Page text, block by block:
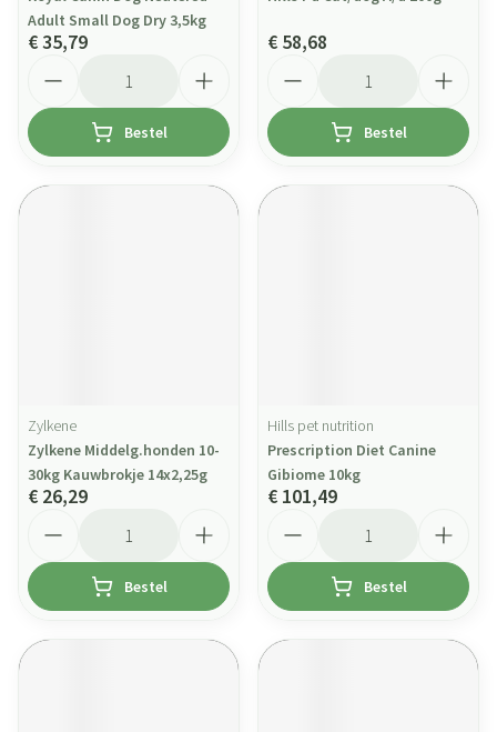
Adult Small Dog Dry 3,5kg
€ 35,79
Bestel
€ 58,68
Bestel
Zylkene
Zylkene Middelg.honden 10-
30kg Kauwbrokje 14x2,25g
€ 26,29
Bestel
Hills pet nutrition
Prescription Diet Canine
Gibiome 10kg
€ 101,49
Bestel